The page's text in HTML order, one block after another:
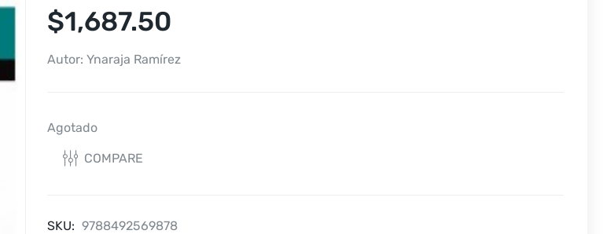
$1,687.50
Autor: Ynaraja Ramírez
Agotado
COMPARE
SKU: 9788492569878